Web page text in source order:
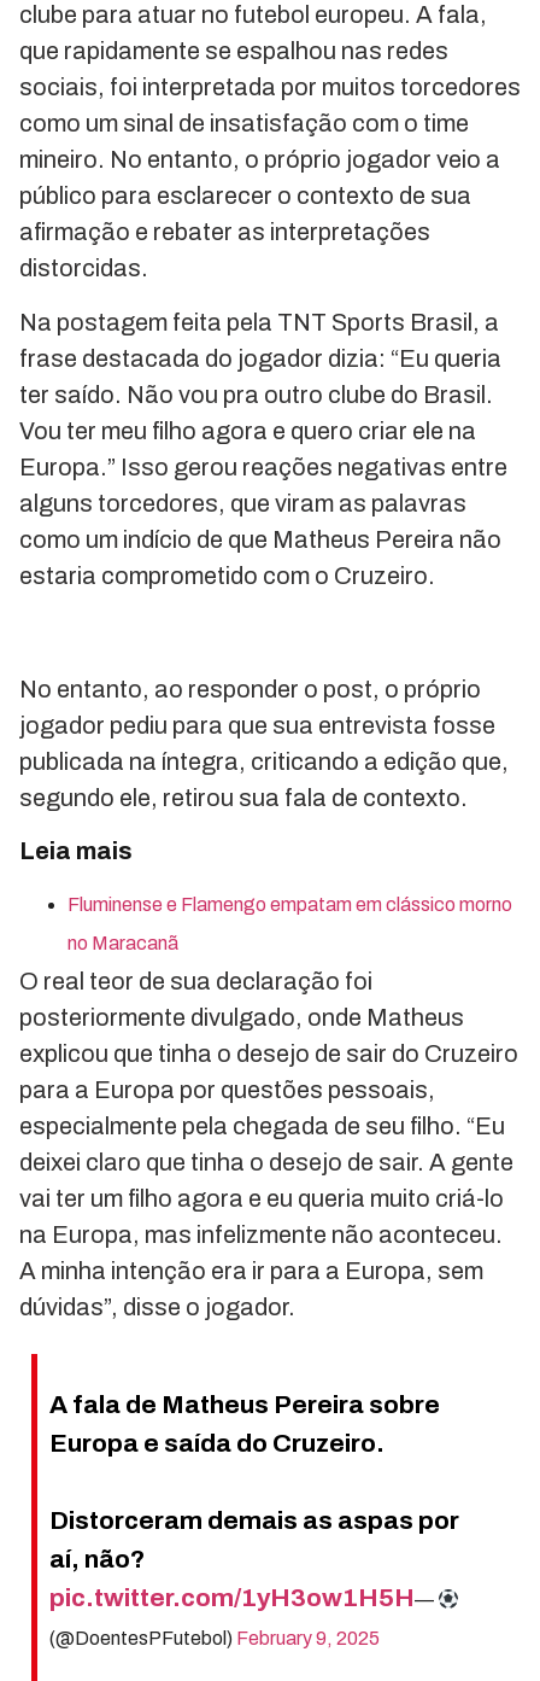
clube para atuar no futebol europeu. A fala,
que rapidamente se espalhou nas redes
sociais, foi interpretada por muitos torcedores
como um sinal de insatisfação com o time
mineiro. No entanto, o próprio jogador veio a
público para esclarecer o contexto de sua
afirmação e rebater as interpretações
distorcidas.
Na postagem feita pela TNT Sports Brasil, a
frase destacada do jogador dizia: “Eu queria
ter saído. Não vou pra outro clube do Brasil.
Vou ter meu filho agora e quero criar ele na
Europa.” Isso gerou reações negativas entre
alguns torcedores, que viram as palavras
como um indício de que Matheus Pereira não
estaria comprometido com o Cruzeiro.
No entanto, ao responder o post, o próprio
jogador pediu para que sua entrevista fosse
publicada na íntegra, criticando a edição que,
segundo ele, retirou sua fala de contexto.
Leia mais
Fluminense e Flamengo empatam em clássico morno
no Maracanã
O real teor de sua declaração foi
posteriormente divulgado, onde Matheus
explicou que tinha o desejo de sair do Cruzeiro
para a Europa por questões pessoais,
especialmente pela chegada de seu filho. “Eu
deixei claro que tinha o desejo de sair. A gente
vai ter um filho agora e eu queria muito criá-lo
na Europa, mas infelizmente não aconteceu.
A minha intenção era ir para a Europa, sem
dúvidas”, disse o jogador.
A fala de Matheus Pereira sobre
Europa e saída do Cruzeiro.
Distorceram demais as aspas por
aí, não?
pic.twitter.com/1yH3ow1H5H—
(@DoentesPFutebol) February 9, 2025